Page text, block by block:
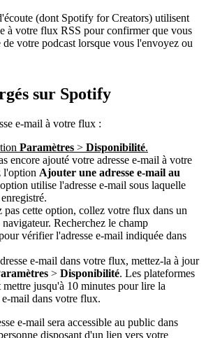
(dont Spotify for Creators) utilisent
à votre flux RSS pour confirmer que vous
votre podcast lorsque vous l'envoyez ou
sur Spotify
e-mail à votre flux :
Paramètres > Disponibilité.
encore ajouté votre adresse e-mail à votre
l'option Ajouter une adresse e-mail au
utilise l'adresse e-mail sous laquelle
pas cette option, collez votre flux dans un
Recherchez le champ
vérifier l'adresse e-mail indiquée dans
e-mail dans votre flux, mettez-la à jour
> Disponibilité. Les plateformes
mettre jusqu'à 10 minutes pour lire la
e-mail dans votre flux.
e-mail sera accessible au public dans
disposant d'un lien vers votre